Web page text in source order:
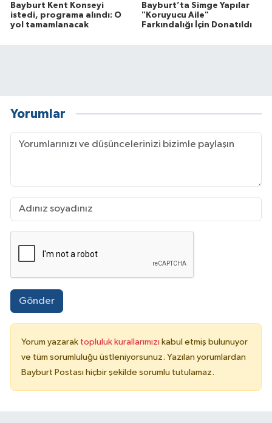
Bayburt Kent Konseyi
istedi, programa alındı: O
yol tamamlanacak
Bayburt’ta Simge Yapılar
"Koruyucu Aile"
Farkındalığı İçin Donatıldı
Yorumlar
Gönder
Yorum yazarak topluluk kurallarımızı kabul etmiş bulunuyor
ve tüm sorumluluğu üstleniyorsunuz. Yazılan yorumlardan
Bayburt Postası hiçbir şekilde sorumlu tutulamaz.